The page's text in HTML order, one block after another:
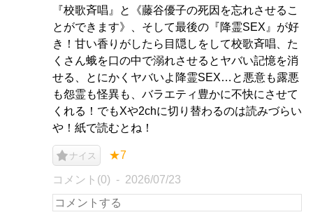
『校歌斉唱』と《藤谷優子の死因を忘れさせるこ
とができます》、そして最後の『降霊SEX』が好
き！甘い香りがしたら目隠しをして校歌斉唱、た
くさん蛾を口の中で溺れさせるとヤバい記憶を消
せる、とにかくヤバいよ降霊SEX…と悪意も露悪
も怨霊も怪異も、バラエティ豊かに不快にさせて
くれる！でもXや2chに切り替わるのは読みづらい
や！紙で読むとね！
ナイス ★7
コメント(0) 2026/07/23